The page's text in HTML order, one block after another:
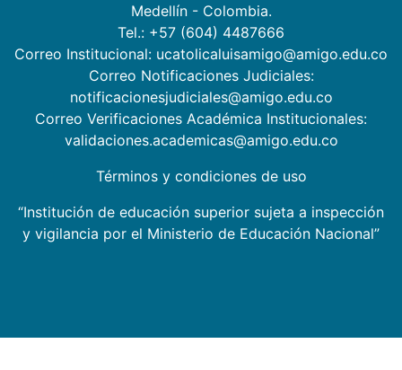
Medellín - Colombia.
Tel.: +57 (604) 4487666
Correo Institucional: ucatolicaluisamigo@amigo.edu.co
Correo Notificaciones Judiciales:
notificacionesjudiciales@amigo.edu.co
Correo Verificaciones Académica Institucionales:
validaciones.academicas@amigo.edu.co
Términos y condiciones de uso
“Institución de educación superior sujeta a inspección
y vigilancia por el Ministerio de Educación Nacional”